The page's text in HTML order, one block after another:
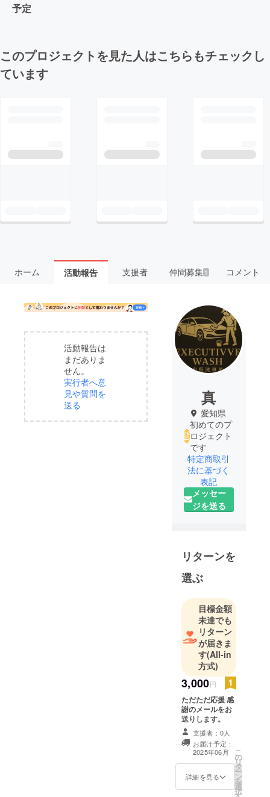
予定
このプロジェクトを見た人はこちらもチェックし
ています
ホーム 活動報告 支援者 仲間募集 1 コメント
活動報告は
まだありま
せん。
実行者へ意
見や質問を
送る
真
愛知県
初めてのプ
ロジェクト
です
特定商取引
法に基づく
表記
メッセー
ジを送る
リターンを
選ぶ
目標金額
未達でも
リターン
が届きま
す(All-in
方式)
3,000円
ただただ応援 感
謝のメールをお
送りします。
支援者：0人
お届け予定：
2025年06月
詳細を見る
こ
の
リ
タ
ー
ン
を
選
択